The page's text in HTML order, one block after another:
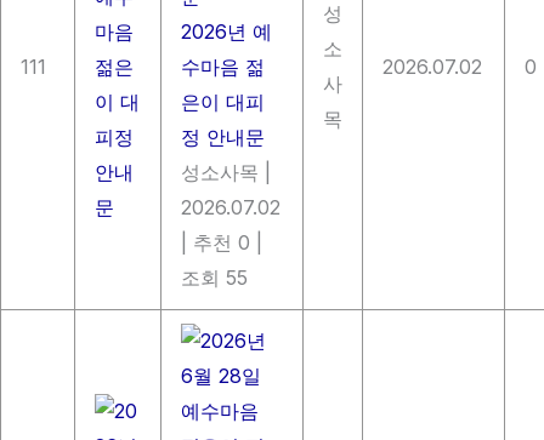
111
2026년 예
수마음 젊
은이 대피
정 안내문
성소사목
2026.07.02
추천 0
조회 55
성
소
사
목
2026.07.02 0